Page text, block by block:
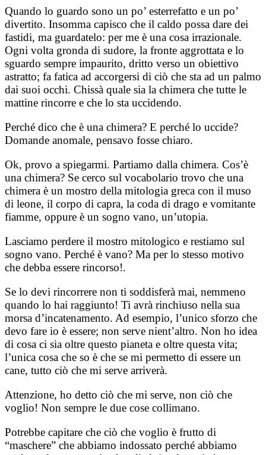
Quando lo guardo sono un po’ esterrefatto e un po’
divertito. Insomma capisco che il caldo possa dare dei
fastidi, ma guardatelo: per me è una cosa irrazionale.
Ogni volta gronda di sudore, la fronte aggrottata e lo
sguardo sempre impaurito, dritto verso un obiettivo
astratto; fa fatica ad accorgersi di ciò che sta ad un palmo
dai suoi occhi. Chissà quale sia la chimera che tutte le
mattine rincorre e che lo sta uccidendo.
Perché dico che è una chimera? E perché lo uccide?
Domande anomale, pensavo fosse chiaro.
Ok, provo a spiegarmi. Partiamo dalla chimera. Cos’è
una chimera? Se cerco sul vocabolario trovo che una
chimera è un mostro della mitologia greca con il muso
di leone, il corpo di capra, la coda di drago e vomitante
fiamme, oppure è un sogno vano, un’utopia.
Lasciamo perdere il mostro mitologico e restiamo sul
sogno vano. Perché è vano? Ma per lo stesso motivo
che debba essere rincorso!.
Se lo devi rincorrere non ti soddisferà mai, nemmeno
quando lo hai raggiunto! Ti avrà rinchiuso nella sua
morsa d’incatenamento. Ad esempio, l’unico sforzo che
devo fare io è essere; non serve nient’altro. Non ho idea
di cosa ci sia oltre questo pianeta e oltre questa vita;
l’unica cosa che so è che se mi permetto di essere un
cane, tutto ciò che mi serve arriverà.
Attenzione, ho detto ciò che mi serve, non ciò che
voglio! Non sempre le due cose collimano.
Potrebbe capitare che ciò che voglio è frutto di
“maschere” che abbiamo indossato perché abbiamo